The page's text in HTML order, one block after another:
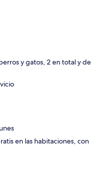
y gatos, 2 en total y de
en las habitaciones, con